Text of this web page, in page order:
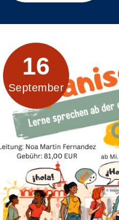
16
September